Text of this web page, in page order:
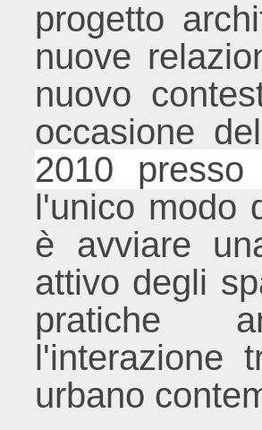
progetto
nuove
nuovo
occasione
2010
l'unico modo
è avviare
attivo degli
pratiche
l'interazione
urbano